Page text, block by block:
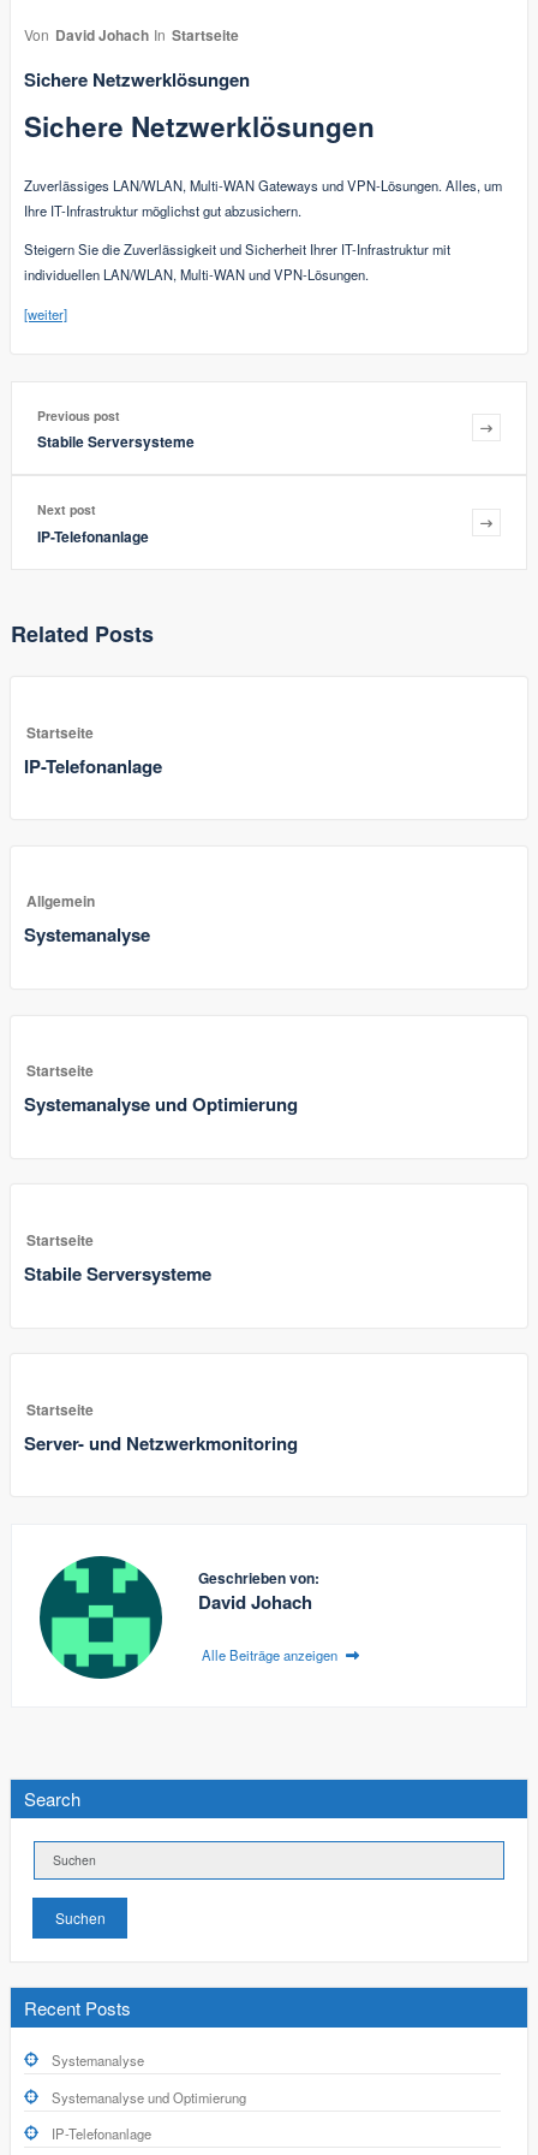
Von David Johach In Startseite
Sichere Netzwerklösungen
Sichere Netzwerklösungen
Zuverlässiges LAN/WLAN, Multi-WAN Gateways und VPN-Lösungen. Alles, um
Ihre IT-Infrastruktur möglichst gut abzusichern.
Steigern Sie die Zuverlässigkeit und Sicherheit Ihrer IT-Infrastruktur mit
individuellen LAN/WLAN, Multi-WAN und VPN-Lösungen.
[weiter]
Previous post
Stabile Serversysteme
Next post
IP-Telefonanlage
Related Posts
Startseite
IP-Telefonanlage
Allgemein
Systemanalyse
Startseite
Systemanalyse und Optimierung
Startseite
Stabile Serversysteme
Startseite
Server- und Netzwerkmonitoring
Geschrieben von:
David Johach
Alle Beiträge anzeigen
Search
Suchen
Recent Posts
Systemanalyse
Systemanalyse und Optimierung
IP-Telefonanlage